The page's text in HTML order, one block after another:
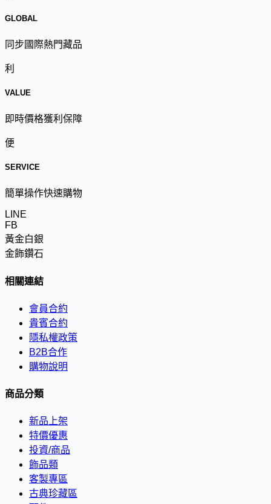
GLOBAL
同步國際熱門藏品
利
VALUE
即時價格獲利保障
便
SERVICE
簡單操作快速購物
LINE
FB
黃金白銀
金飾鑽石
相關連結
會員合約
貴賓合約
隱私權政策
B2B合作
購物說明
商品分類
新品上架
特價優惠
投資/商品
飾品類
客製專區
古典珍藏區